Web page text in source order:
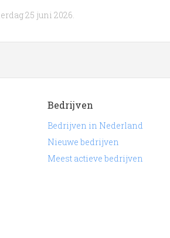
25 juni 2026.
Bedrijven
Bedrijven in Nederland
Nieuwe bedrijven
Meest actieve bedrijven